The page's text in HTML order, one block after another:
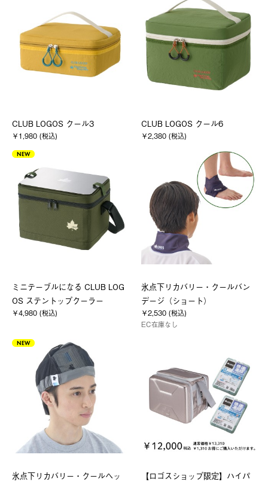
CLUB LOGOS クール3
￥1,980 (税込)
CLUB LOGOS クール6
￥2,380 (税込)
NEW
ミニテーブルになる CLUB LOG
OS ステントップクーラー
￥4,980 (税込)
氷点下リカバリー・クールバン
デージ（ショート）
￥2,530 (税込)
EC在庫なし
NEW
氷点下リカバリー・クールヘッ
【ロゴスショップ限定】ハイパ